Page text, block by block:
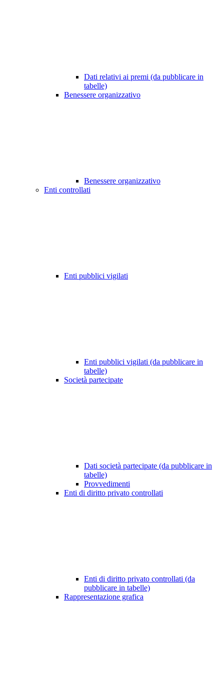
Dati relativi ai premi (da pubblicare in
tabelle)
Benessere organizzativo
Benessere organizzativo
Enti controllati
Enti pubblici vigilati
Enti pubblici vigilati (da pubblicare in
tabelle)
Società partecipate
Dati società partecipate (da pubblicare in
tabelle)
Provvedimenti
Enti di diritto privato controllati
Enti di diritto privato controllati (da
pubblicare in tabelle)
Rappresentazione grafica